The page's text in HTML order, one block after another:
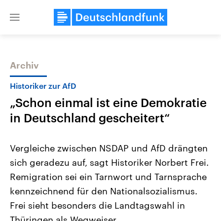
Close
Themen
Landtagswahl Sachsen-Anhalt
2026
Alle Informationen
Sachsen-Anhalt wählt am 6.
September 2026 einen neuen
Landtag. Seit 2021 wird das
Bundesland von einer Koalition aus
Aktuelle Beiträge,
Hintergründe
Wirtschaftlich und
gehören die Vereinigten
den mächtigsten Ländern
Archiv
Historiker zur AfD
„Schon einmal ist eine Demokratie
in Deutschland gescheitert“
Vergleiche zwischen NSDAP und AfD drängten
sich geradezu auf, sagt Historiker Norbert Frei.
Remigration sei ein Tarnwort und Tarnsprache
kennzeichnend für den Nationalsozialismus.
Frei sieht besonders die Landtagswahl in